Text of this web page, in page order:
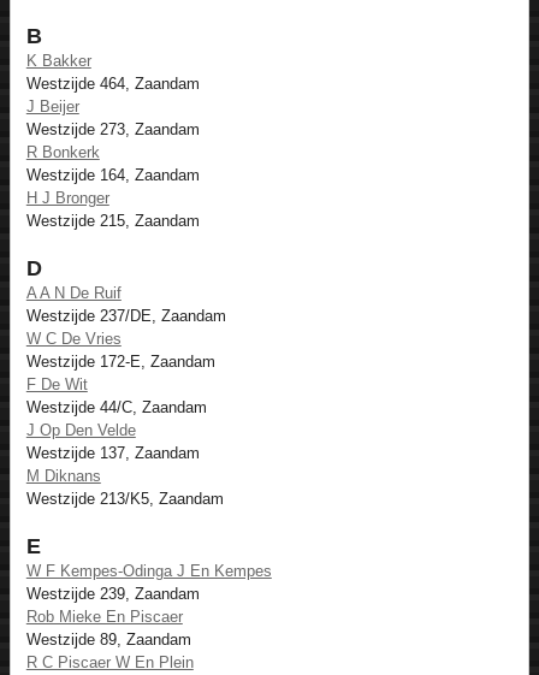
B
K Bakker
Westzijde 464, Zaandam
J Beijer
Westzijde 273, Zaandam
R Bonkerk
Westzijde 164, Zaandam
H J Bronger
Westzijde 215, Zaandam
D
A A N De Ruif
Westzijde 237/DE, Zaandam
W C De Vries
Westzijde 172-E, Zaandam
F De Wit
Westzijde 44/C, Zaandam
J Op Den Velde
Westzijde 137, Zaandam
M Diknans
Westzijde 213/K5, Zaandam
E
W F Kempes-Odinga J En Kempes
Westzijde 239, Zaandam
Rob Mieke En Piscaer
Westzijde 89, Zaandam
R C Piscaer W En Plein